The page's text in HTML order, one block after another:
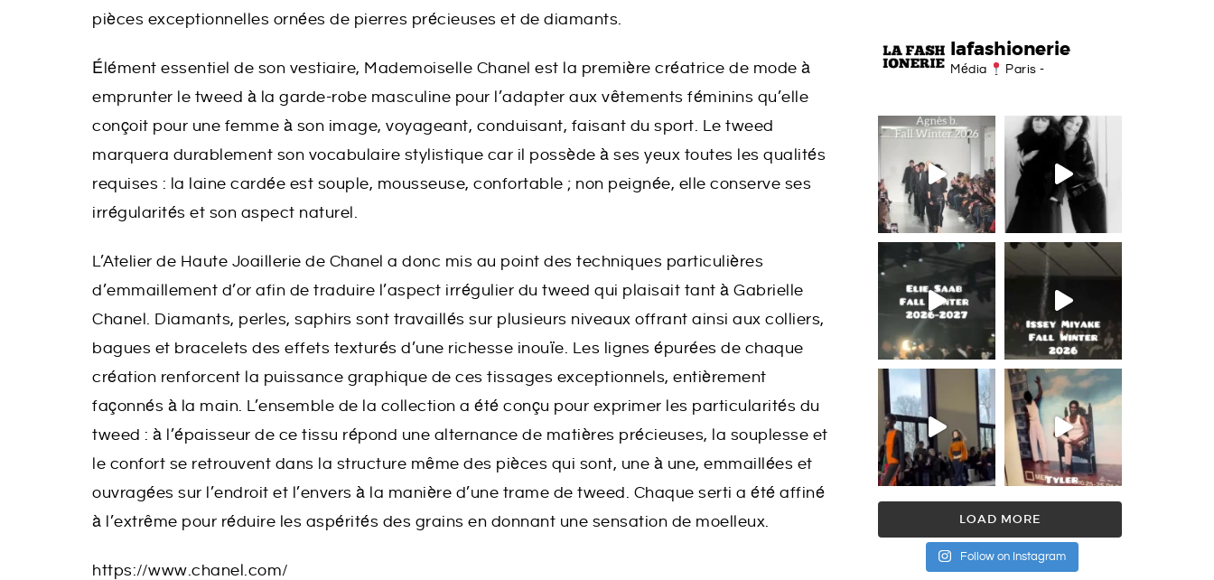
pièces exceptionnelles ornées de pierres précieuses et de diamants.
Élément essentiel de son vestiaire, Mademoiselle Chanel est la première créatrice de mode à
emprunter le tweed à la garde-robe masculine pour l’adapter aux vêtements féminins qu’elle
conçoit pour une femme à son image, voyageant, conduisant, faisant du sport. Le tweed
marquera durablement son vocabulaire stylistique car il possède à ses yeux toutes les qualités
requises : la laine cardée est souple, mousseuse, confortable ; non peignée, elle conserve ses
irrégularités et son aspect naturel.
L’Atelier de Haute Joaillerie de Chanel a donc mis au point des techniques particulières
d’emmaillement d’or afin de traduire l’aspect irrégulier du tweed qui plaisait tant à Gabrielle
Chanel. Diamants, perles, saphirs sont travaillés sur plusieurs niveaux offrant ainsi aux colliers,
bagues et bracelets des effets texturés d’une richesse inouïe. Les lignes épurées de chaque
création renforcent la puissance graphique de ces tissages exceptionnels, entièrement
façonnés à la main. L’ensemble de la collection a été conçu pour exprimer les particularités du
tweed : à l’épaisseur de ce tissu répond une alternance de matières précieuses, la souplesse et
le confort se retrouvent dans la structure même des pièces qui sont, une à une, emmaillées et
ouvragées sur l’endroit et l’envers à la manière d’une trame de tweed. Chaque serti a été affiné
à l’extrême pour réduire les aspérités des grains en donnant une sensation de moelleux.
https://www.chanel.com/
lafashionerie
Média Paris -
LOAD MORE
Follow on Instagram